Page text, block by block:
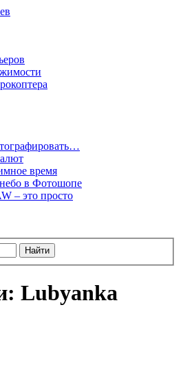
время
в Фотошопе
– это просто
Lubyanka